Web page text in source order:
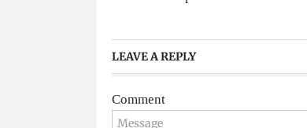
Your Email
Your Website